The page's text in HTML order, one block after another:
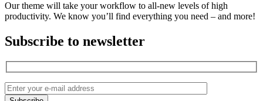
Our theme will take your workflow to all-new levels of high
productivity. We know you’ll find everything you need – and more!
Subscribe to newsletter